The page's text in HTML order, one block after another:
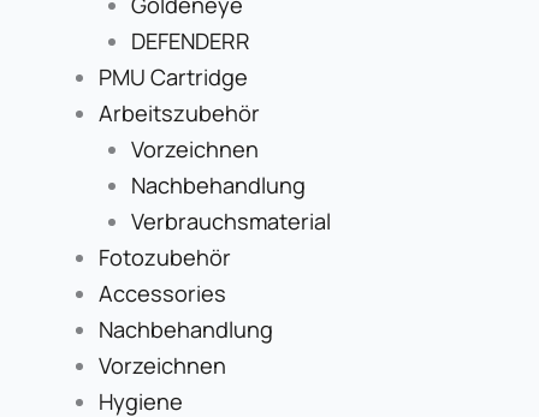
DEFENDERR
PMU Cartridge
Arbeitszubehör
Vorzeichnen
Nachbehandlung
Verbrauchsmaterial
Fotozubehör
Accessories
Nachbehandlung
Vorzeichnen
Hygiene